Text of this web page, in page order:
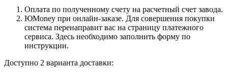
Оплата по полученному счету на расчетный счет завода.
ЮMoney при онлайн-заказе. Для совершения покупки
система перенаправит вас на страницу платежного
сервиса. Здесь необходимо заполнить форму по
инструкции.
Доступно 2 варианта доставки: